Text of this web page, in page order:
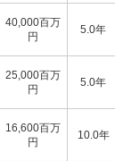
40,000百万
円
5.0年
25,000百万
円
5.0年
16,600百万
円
10.0年